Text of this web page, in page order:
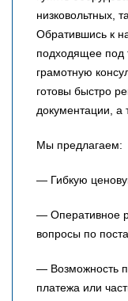
низковольтных,
Обратившись к
подходящее под
грамотную
готовы быстро
документации, а
Мы предлагаем:
— Гибкую
— Оперативное
вопросы по
— Возможность
платежа или